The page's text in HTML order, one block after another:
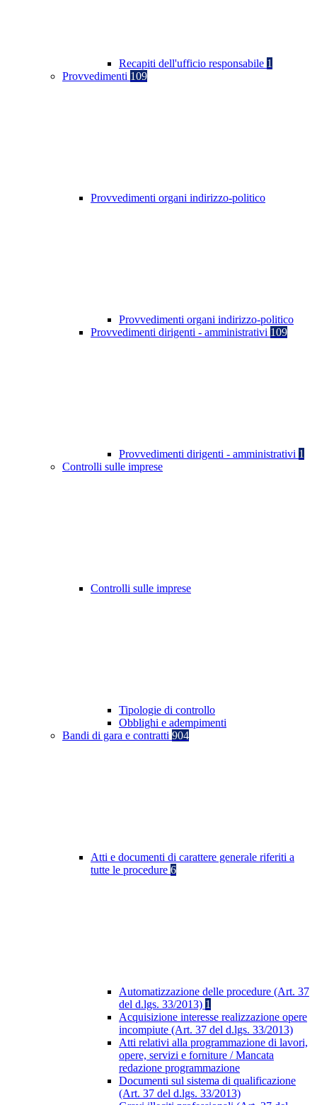
Recapiti dell'ufficio responsabile 1
Provvedimenti 109
Provvedimenti organi indirizzo-politico
Provvedimenti organi indirizzo-politico
Provvedimenti dirigenti - amministrativi 109
Provvedimenti dirigenti - amministrativi 1
Controlli sulle imprese
Controlli sulle imprese
Tipologie di controllo
Obblighi e adempimenti
Bandi di gara e contratti 904
Atti e documenti di carattere generale riferiti a
tutte le procedure 6
Automatizzazione delle procedure (Art. 37
del d.lgs. 33/2013) 1
Acquisizione interesse realizzazione opere
incompiute (Art. 37 del d.lgs. 33/2013)
Atti relativi alla programmazione di lavori,
opere, servizi e forniture / Mancata
redazione programmazione
Documenti sul sistema di qualificazione
(Art. 37 del d.lgs. 33/2013)